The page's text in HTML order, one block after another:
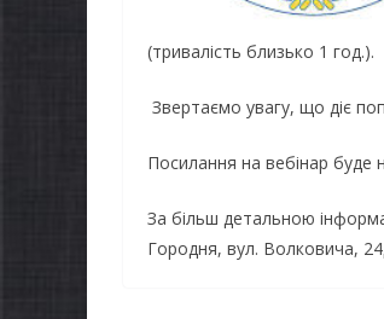
(тривалість близько 1 год.).
Звертаємо увагу, що діє
Посилання на вебінар
За більш детальною
Городня, вул. Волковича,